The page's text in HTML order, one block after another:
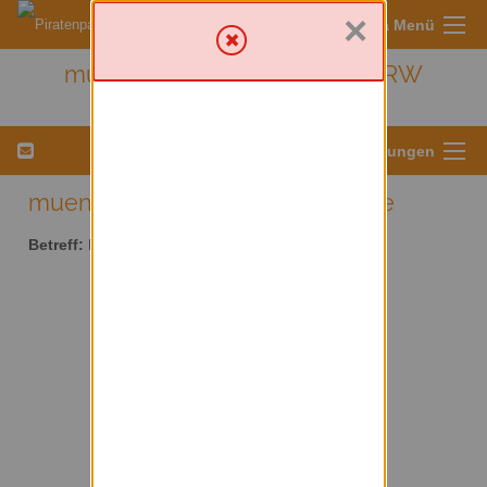
Sympa Menü
muenster - Kreis Münster/ NRW
Menü für Listeneinstellungen
muenster AT lists.piratenpartei.de
Betreff:
×